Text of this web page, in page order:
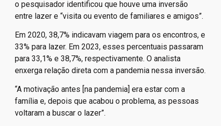
particular. Na imagem, a Rodovia Presidente Dutra. –Rovena Rosa/Agência
o pesquisador identificou que houve uma inversão
entre lazer e “visita ou evento de familiares e amigos”.
Em 2020, 38,7% indicavam viagem para os encontros, e
para 33,1% e 38,7%, respectivamente. O analista
enxerga relação direta com a pandemia nessa inversão.